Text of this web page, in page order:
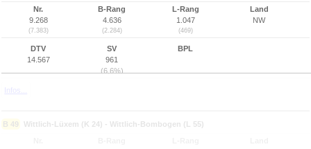
Nr.
9.268
(7.383)
B-Rang
4.636
(2.284)
L-Rang
1.047
(469)
Land
NW
DTV
14.567
SV
961
(6,6%)
BPL
Infos...
B 49 Wittlich-Lüxem (K 24) - Wittlich-Bombogen (L 55)